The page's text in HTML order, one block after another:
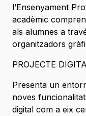
l’Ensenyament
acadèmic
als alumnes a
organitzadors
PROJECTE
Presenta un
noves
digital com a eix